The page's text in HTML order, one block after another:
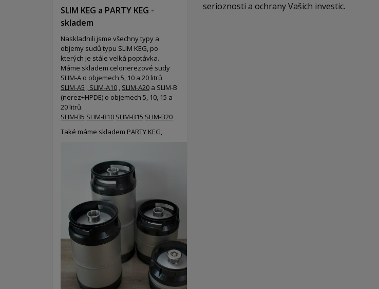
serioznosti a ochrany Vašich investic.
SLIM KEG a PARTY KEG -
skladem
Naskladnili jsme všechny typy a
objemy sudů typu SLIM KEG, po
kterých je stále velká poptávka.
Máme skladem celonerezové sudy
SLIM-A o objemech 5, 10 a 20 litrů
SLIM-A5 , SLIM-A10 , SLIM-A20 a SLIM-B
(nerez+HPDE) o objemech 5, 10, 15 a
20 litrů.
SLIM-B5 SLIM-B10 SLIM-B15 SLIM-B20
Také máme skladem PARTY KEG,